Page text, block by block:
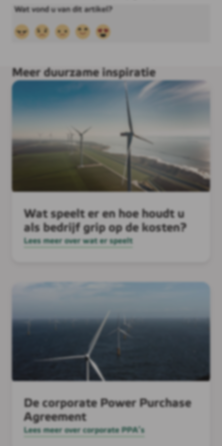
Meer duurzame inspiratie
Wat speelt er en hoe houdt u
als bedrijf grip op de kosten?
Lees meer over wat er speelt
De corporate Power Purchase
Agreement
Lees meer over corporate PPA’s